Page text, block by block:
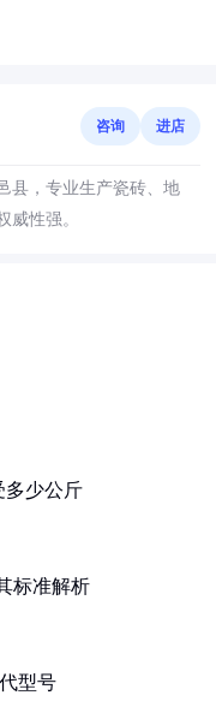
咨询 进店
县，专业生产瓷砖、地
威性强。
多少公斤
标准解析
型号